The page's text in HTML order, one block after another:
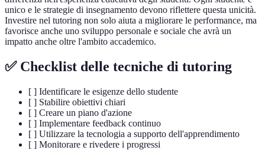
unico e le strategie di insegnamento devono riflettere questa unicità.
Investire nel tutoring non solo aiuta a migliorare le performance, ma
favorisce anche uno sviluppo personale e sociale che avrà un
impatto anche oltre l'ambito accademico.
✅ Checklist delle tecniche di tutoring
[ ] Identificare le esigenze dello studente
[ ] Stabilire obiettivi chiari
[ ] Creare un piano d'azione
[ ] Implementare feedback continuo
[ ] Utilizzare la tecnologia a supporto dell'apprendimento
[ ] Monitorare e rivedere i progressi